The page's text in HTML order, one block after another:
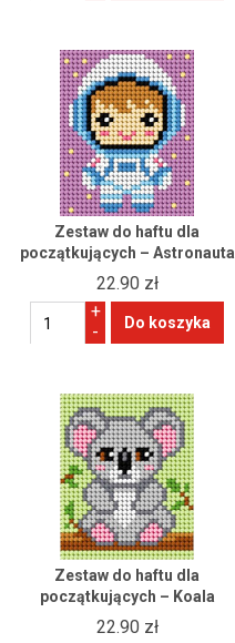
Zestaw do haftu dla
początkujących – Astronauta
22.90 zł
+
-
Zestaw do haftu dla
początkujących – Koala
22.90 zł